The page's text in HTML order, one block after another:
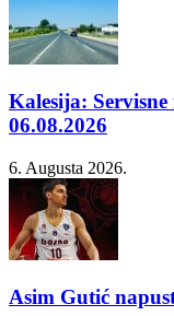
Kalesija:
06.08.2026
6. Augusta 2026.
Asim Gutić